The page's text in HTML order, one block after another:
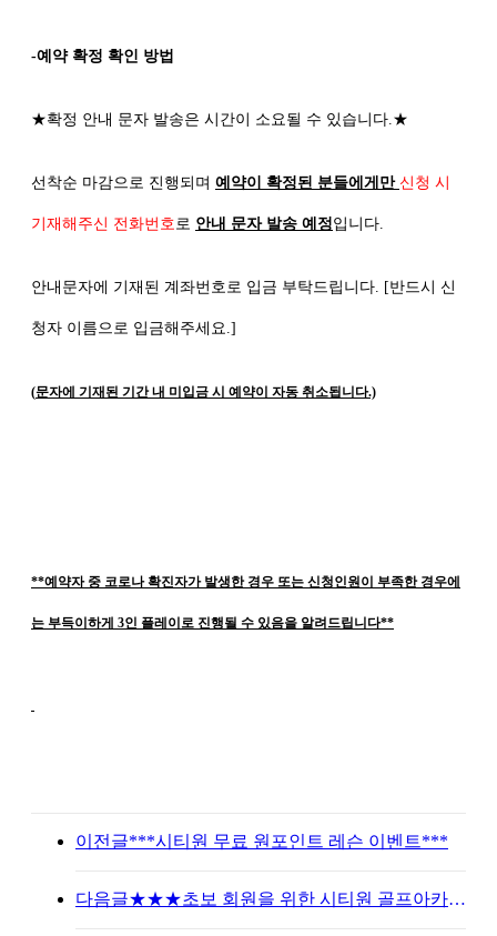
-예약 확정 확인 방법
★확정 안내 문자 발송은 시간이 소요될 수 있습니다.★
선착순 마감으로 진행되며 예약이 확정된 분들에게만 신청 시
기재해주신 전화번호로 안내 문자 발송 예정입니다.
안내문자에 기재된 계좌번호로 입금 부탁드립니다. [반드시 신
청자 이름으로 입금해주세요.]
(문자에 기재된 기간 내 미입금 시 예약이 자동 취소됩니다.)
**예약자 중 코로나 확진자가 발생한 경우 또는 신청인원이 부족한 경우에
는 부득이하게 3인 플레이로 진행될 수 있음을 알려드립니다**
이전글***시티원 무료 원포인트 레슨 이벤트***
다음글★★★초보 회원을 위한 시티원 골프아카데미★★★